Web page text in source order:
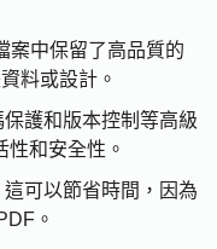
案中保留了高品質的
料或設計。
護和版本控制等高級
和安全性。
可以節省時間，因為
。